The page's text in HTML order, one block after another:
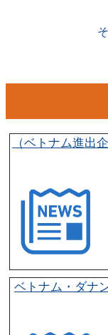
（ベトナム進出
ベトナム・ダナ